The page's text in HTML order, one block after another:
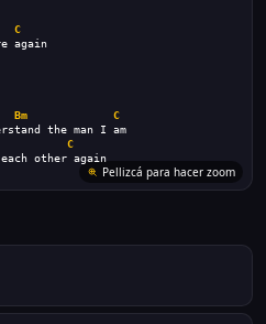
C
again
Bm
C
the man I am
C
other again
Pellizcá para hacer zoom